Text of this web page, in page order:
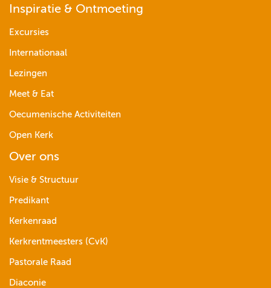
Inspiratie & Ontmoeting
Excursies
Internationaal
Lezingen
Meet & Eat
Oecumenische Activiteiten
Open Kerk
Over ons
Visie & Structuur
Predikant
Kerkenraad
Kerkrentmeesters (CvK)
Pastorale Raad
Diaconie